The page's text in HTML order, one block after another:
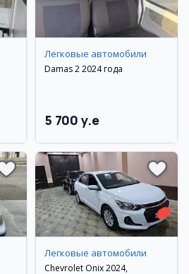
Легковые автомобили
Damas 2 2024 года
5 700 y.e
Легковые автомобили
Chevrolet Onix 2024,